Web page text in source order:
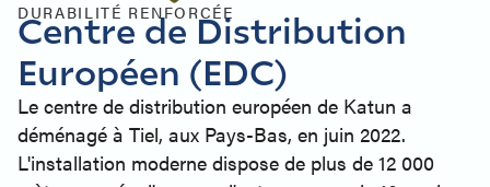
DURABILITÉ RENFORCÉE
Centre de Distribution
Européen (EDC)
Le centre de distribution européen de Katun a
déménagé à Tiel, aux Pays-Bas, en juin 2022.
L'installation moderne dispose de plus de 12 000